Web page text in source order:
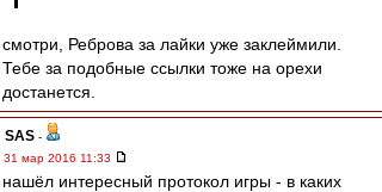
смотри, Реброва за лайки уже заклеймили.
Тебе за подобные ссылки тоже на орехи
достанется.
SAS -
31 мар 2016 11:33
нашёл интересный протокол игры - в каких